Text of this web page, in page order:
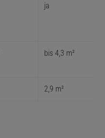
ja
bis 4,3 m²
2,9 m²